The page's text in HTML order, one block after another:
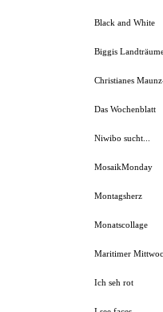
Black and White
Biggis
Christianes
Das Wochenblatt
Niwibo sucht...
MosaikMonday
Montagsherz
Monatscollage
Maritimer
Ich seh rot